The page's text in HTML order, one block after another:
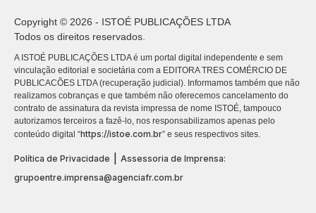
Copyright © 2026 - ISTOÉ PUBLICAÇÕES LTDA
Todos os direitos reservados.
A ISTOÉ PUBLICAÇÕES LTDA é um portal digital independente e sem
vinculação editorial e societária com a EDITORA TRES COMÉRCIO DE
PUBLICACÕES LTDA (recuperação judicial). Informamos também que não
realizamos cobranças e que também não oferecemos cancelamento do
contrato de assinatura da revista impressa de nome ISTOÉ, tampouco
autorizamos terceiros a fazê-lo, nos responsabilizamos apenas pelo
conteúdo digital “https://istoe.com.br” e seus respectivos sites.
Política de Privacidade
Assessoria de Imprensa:
grupoentre.imprensa@agenciafr.com.br